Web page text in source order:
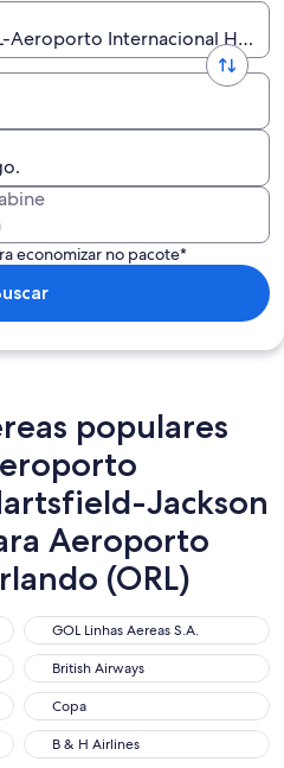
Aeroporto Internacional
economizar no pacote*
populares
Jackson
Aeroporto
(ORL)
GOL Linhas Aereas S.A.
GOL Linhas Aereas S.A.
British Airways
British Airways
Copa
Copa
B & H Airlines
B & H Airlines